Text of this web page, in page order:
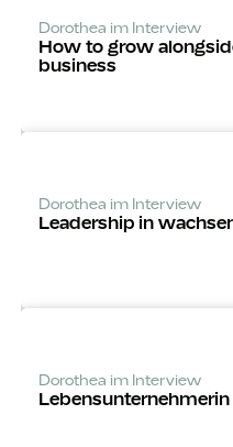
Dorothea im Interview
How to grow
business
Dorothea im Interview
Leadership in
Dorothea im Interview